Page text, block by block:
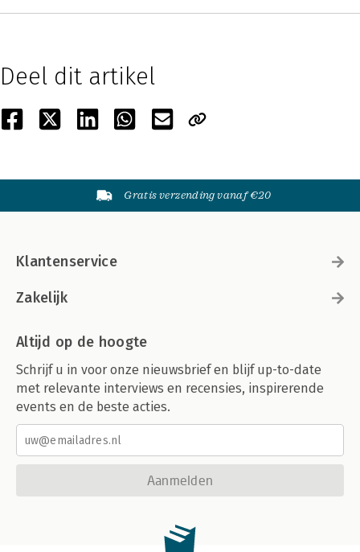
Deel dit artikel
Gratis verzending vanaf €20
Klantenservice
Zakelijk
Altijd op de hoogte
Schrijf u in voor onze nieuwsbrief en blijf up-to-date
met relevante interviews en recensies, inspirerende
events en de beste acties.
Aanmelden